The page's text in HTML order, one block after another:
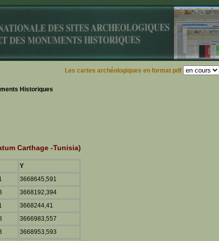
Les cartes archéologiques en format pdf
Historiques
Carthage -Tunisia)
Y
3668645,591
3668192,394
3668244,41
3666983,557
3668953,593